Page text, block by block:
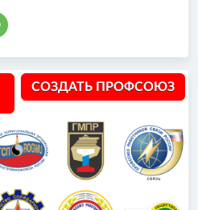
СОЗДАТЬ ПРОФСОЮЗ